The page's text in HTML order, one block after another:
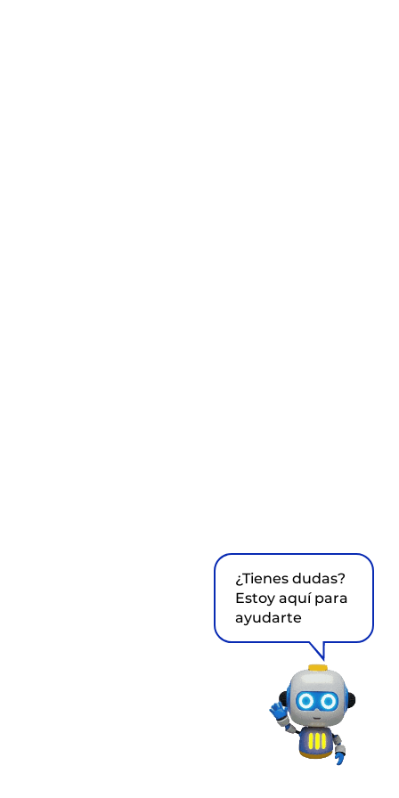
¿Tienes dudas?
Estoy aquí para
ayudarte